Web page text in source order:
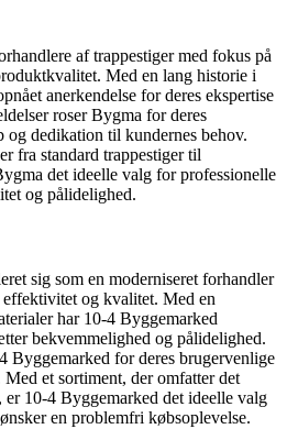
af trappestiger med fokus på
Med en lang historie i
anerkendelse for deres ekspertise
roser Bygma for deres
og dedikation til kundernes behov.
fra standard trappestiger til
det ideelle valg for professionelle
og pålidelighed.
sig som en moderniseret forhandler
og kvalitet. Med en
har 10-4 Byggemarked
bekvemmelighed og pålidelighed.
Byggemarked for deres brugervenlige
et sortiment, der omfatter det
er 10-4 Byggemarked det ideelle valg
en problemfri købsoplevelse.